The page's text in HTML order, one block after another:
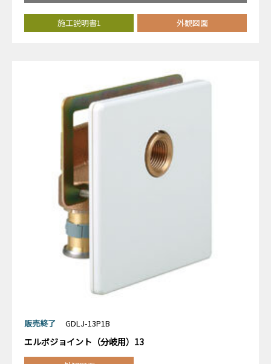
施工説明書1 外観図面
販売終了 GDLJ-13P1B
エルボジョイント（分岐用）13